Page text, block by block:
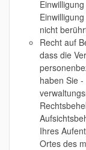
nicht
Recht auf
dass die
haben Sie
Ihres
Ortes des